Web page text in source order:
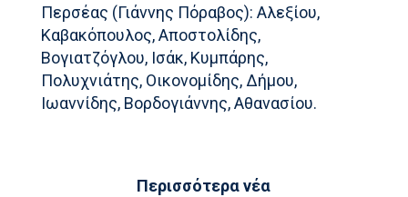
Περσέας (Γιάννης Πόραβος): Αλεξίου,
Καβακόπουλος, Αποστολίδης,
Βογιατζόγλου, Ισάκ, Κυμπάρης,
Πολυχνιάτης, Οικονομίδης, Δήμου,
Ιωαννίδης, Βορδογιάννης, Αθανασίου.
Περισσότερα νέα